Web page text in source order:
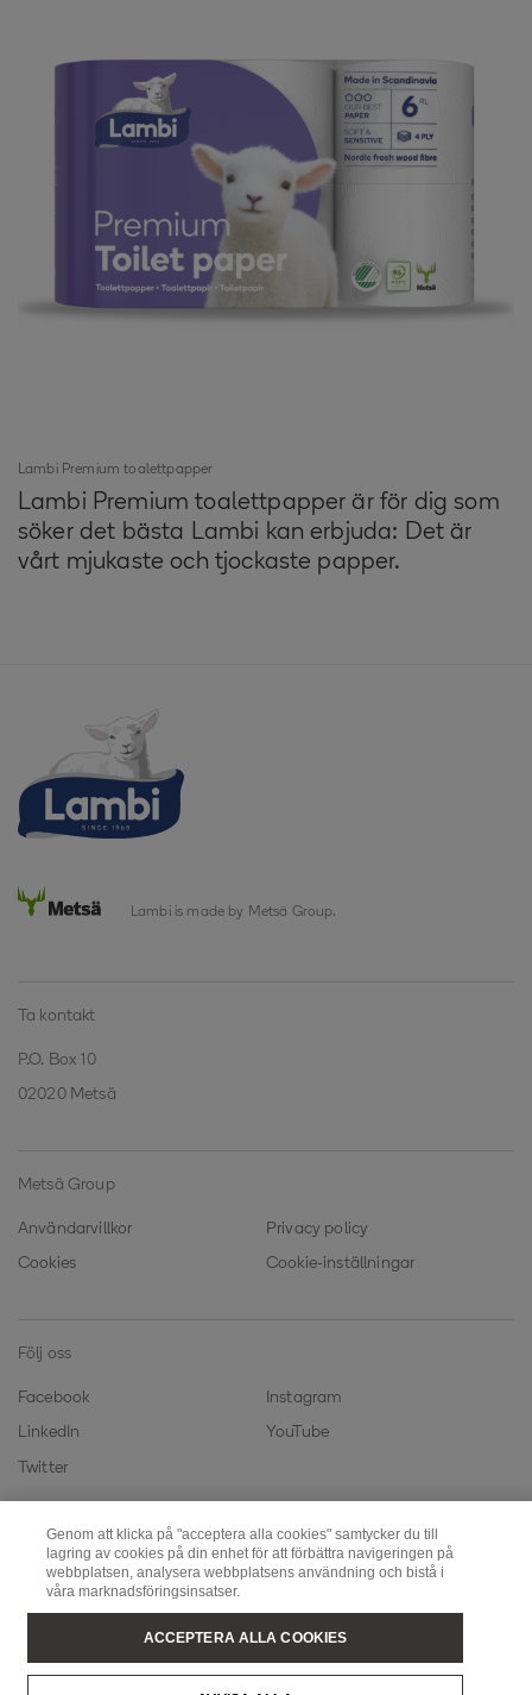
Lambi Premium toalettpapper
Lambi Premium toalettpapper är för dig som
söker det bästa Lambi kan erbjuda: Det är
vårt mjukaste och tjockaste papper.
Lambi is made by Metsä Group.
Ta kontakt
P.O. Box 10
02020 Metsä
Metsä Group
Användarvillkor
Privacy policy
Cookies
Cookie-inställningar
Följ oss
Facebook
Instagram
LinkedIn
YouTube
Twitter
Metsä Fibre
Metsä Wood
Metsä Board
Copyright © Metsä Group
Genom att klicka på "acceptera alla cookies" samtycker du till
lagring av cookies på din enhet för att förbättra navigeringen på
webbplatsen, analysera webbplatsens användning och bistå i
våra marknadsföringsinsatser.
ACCEPTERA ALLA COOKIES